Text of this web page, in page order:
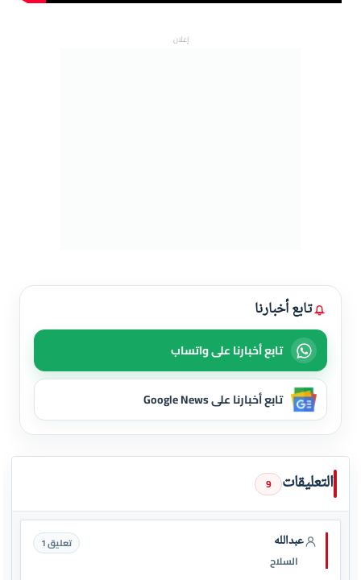
إعلان
تابع أخبارنا
تابع أخبارنا على واتساب
تابع أخبارنا على Google News
التعليقات 9
عبدالله
السلاح
تعليق 1